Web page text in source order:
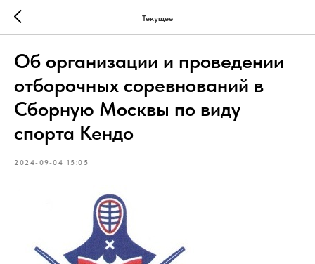
Текущее
Об организации и проведении
отборочных соревнований в
Сборную Москвы по виду
спорта Кендо
2024-09-04 15:05